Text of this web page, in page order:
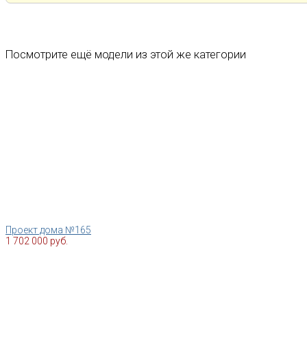
Посмотрите ещё модели из этой же категории
Проект дома №165
1 702 000 руб.